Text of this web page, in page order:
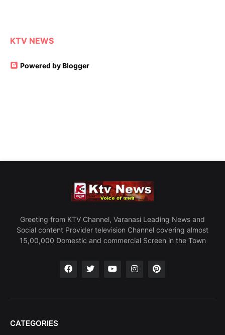
KTV NEWS
Powered by Blogger
Greeting from KTV Channel, Varanasi Leading News and
Social content Provider television Channel covering almost
15,00,000 Domestic and commercial Screen in the Town
CATEGORIES